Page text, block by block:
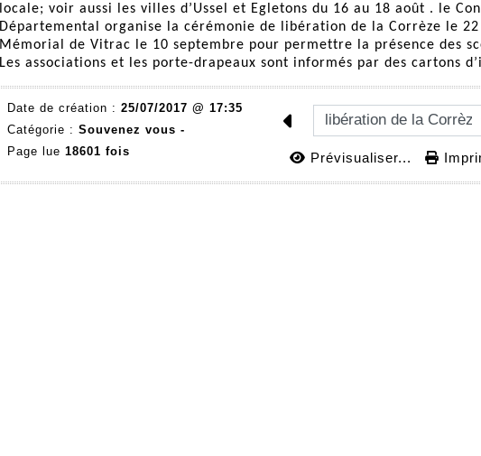
locale; voir aussi les villes d’Ussel et Egletons du 16 au 18 août . le
Départemental organise la cérémonie de libération de la Corrèze le
Mémorial de Vitrac le 10 septembre pour permettre la présence des
Les associations et les porte-drapeaux sont informés par des cartons
Date de création : 25/07/2017 @ 17:35
Catégorie : Souvenez vous -
Page lue 18601 fois Prévisualiser...